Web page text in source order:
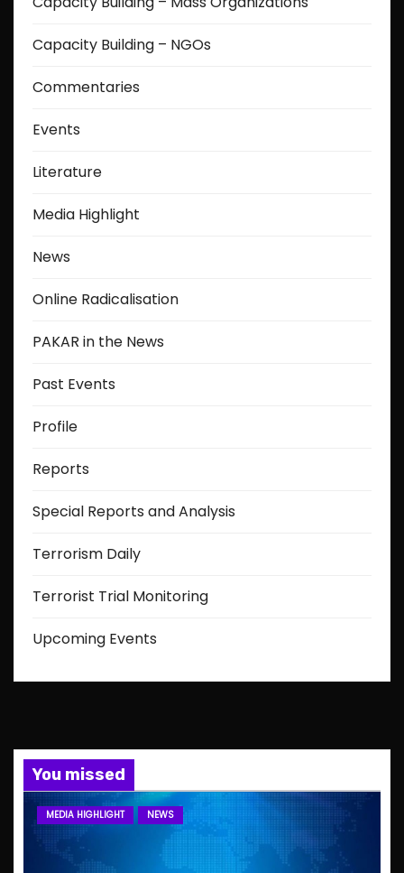
Capacity Building – NGOs
Commentaries
Events
Literature
Media Highlight
News
Online Radicalisation
PAKAR in the News
Past Events
Profile
Reports
Special Reports and Analysis
Terrorism Daily
Terrorist Trial Monitoring
Upcoming Events
You missed
MEDIA HIGHLIGHT NEWS